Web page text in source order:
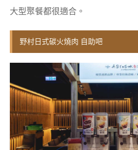
大型聚餐都很適合。
野村日式碳火燒肉 自助吧